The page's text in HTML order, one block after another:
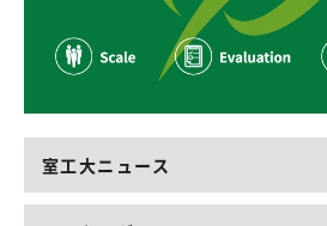
携を推進し、大学の知が社会実装に
いります。
室工大ニュース